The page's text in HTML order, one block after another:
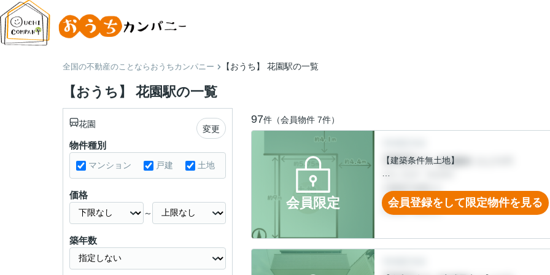
全国の不動産のことならおうちカンパニー 【おうち】 花園駅の一覧
【おうち】 花園駅の一覧
97件（会員物件 7件）
会員限定
【建築条件無土地】
◆角地！
日当たり＆通風良好！
＼嬉しい３wayアクセス／
◆京福「太秦広隆寺」駅徒歩６分
会員登録をして限定物件を見る
花園 変更
物件種別
マンション 戸建 土地
価格
～
築年数